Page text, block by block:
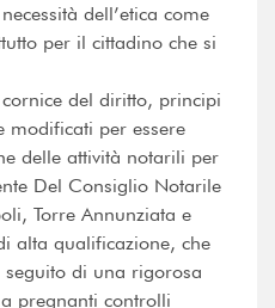
dell’etica come
per il cittadino che si
del diritto, principi
modificati per essere
delle attività notarili per
Del Consiglio Notarile
Torre Annunziata e
alta qualificazione, che
di una rigorosa
pregnanti controlli